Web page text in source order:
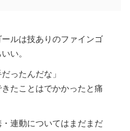
ルは技ありのファインゴ
い。
ったんだな」
たことはでかかったと痛
連動についてはまだまだ